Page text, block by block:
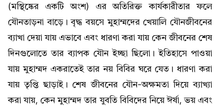
(মস্থিষ্কের একটি অংশ) এর অতিরিক্ত কার্যকারীতার ফলে
যৌনতাড়না বাড়ে। বৃদ্ধ বয়সে মুহাম্মদের খেয়ালি যৌনজীবনের
ব্যাখা দেয়া যায় এভাবে এবং ধারণা করা যায় কেন জীবনের শেষ
দিনগুলোতে তার ব্যাপক যৌন ইচ্ছা ছিলো। ইতিহাসে পাওয়া
যায় মুহাম্মদ একরাতেই তার নয় বিবির ঘরে যেত। ধারণা করা
যায় তৃপ্তি ছাড়াই। শেষ জীবনের যৌন-অক্ষমতা দিয়ে ব্যাখ্যা
করা যায়, কেন মুহাম্মদ তার যুবতি বিবিদের নিয়ে ঈর্ষা, ভয় এবং